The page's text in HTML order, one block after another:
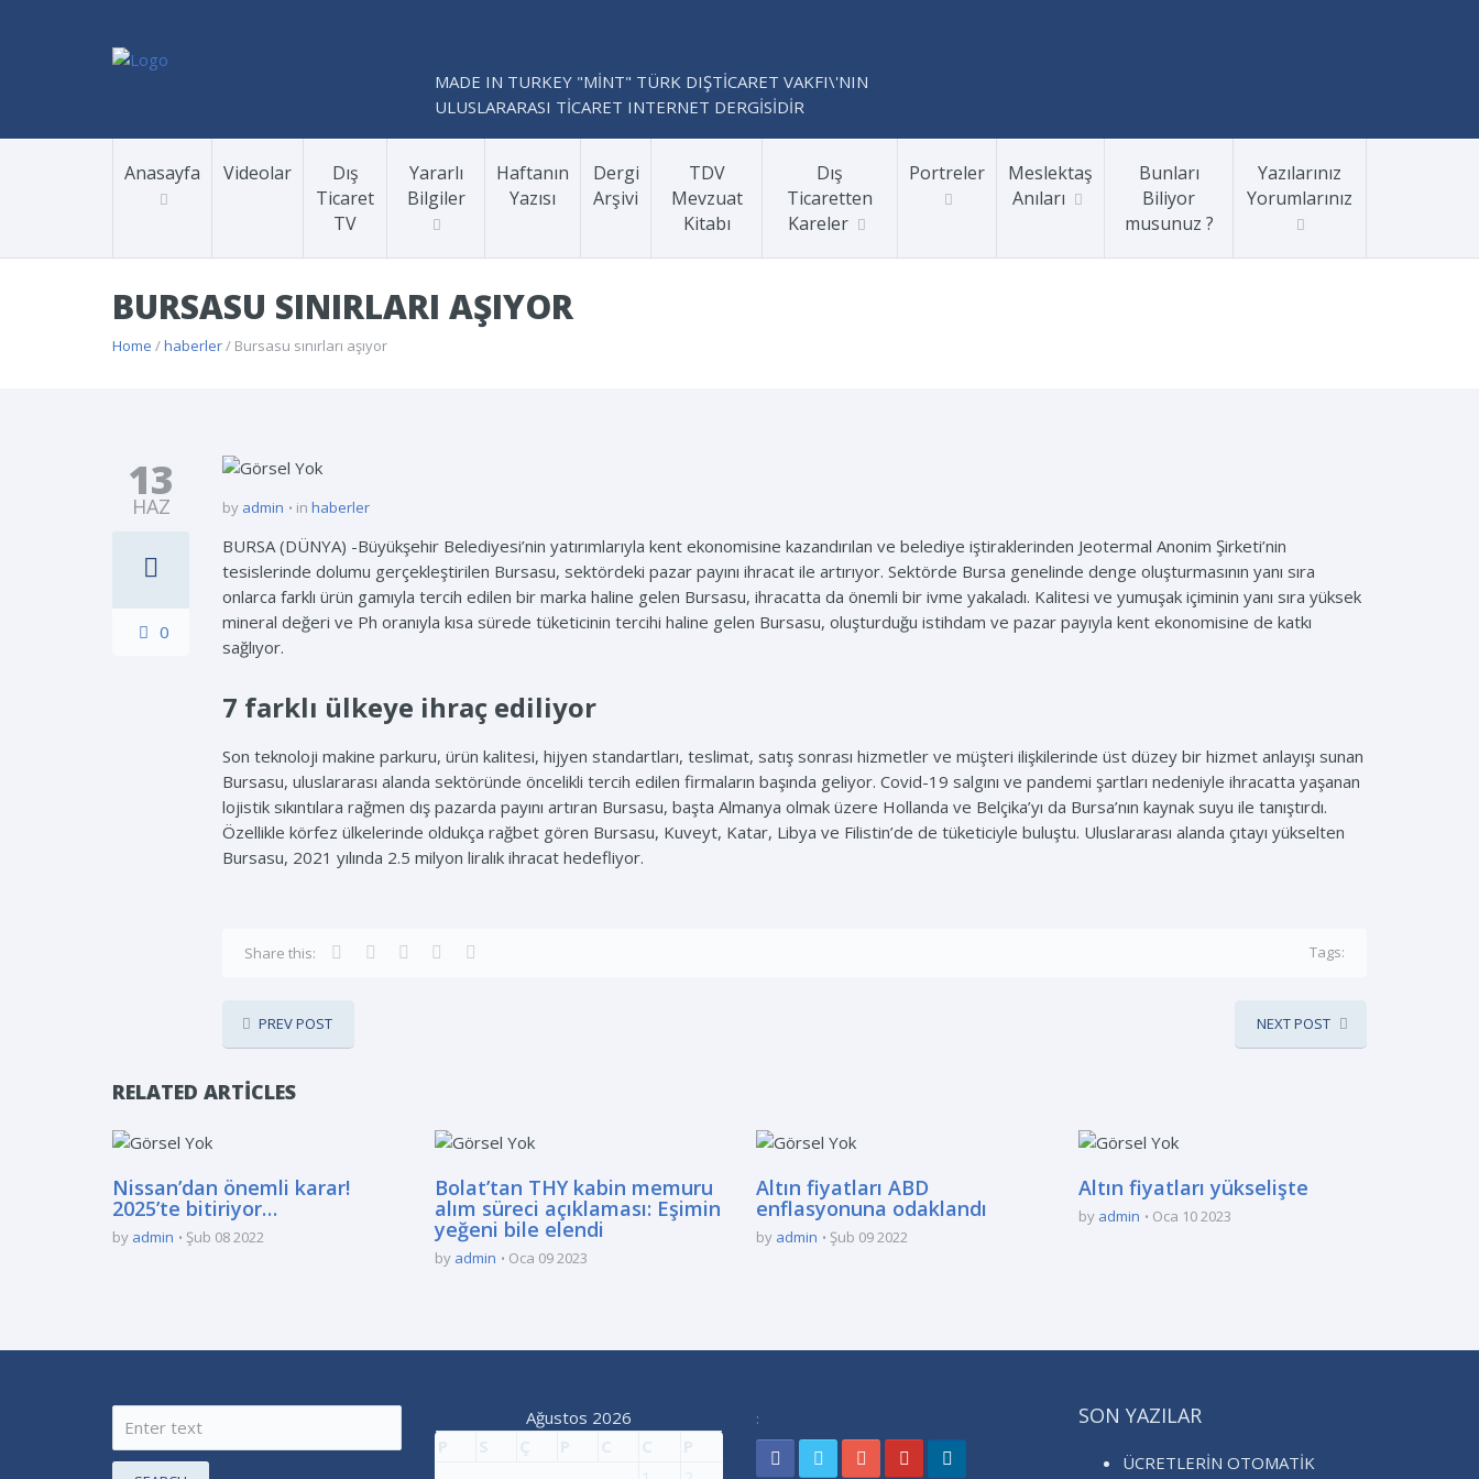
MADE IN TURKEY "MİNT" TÜRK DIŞTİCARET VAKFI\'NIN
ULUSLARARASI TİCARET INTERNET DERGİSİDİR
Anasayfa Videolar
Dış
Ticaret
TV
Yararlı
Bilgiler
Haftanın
Yazısı
Dergi
Arşivi
TDV
Mevzuat
Kitabı
Dış
Ticaretten
Kareler
Portreler
Meslektaş
Anıları
Bunları
Biliyor
musunuz ?
Yazılarınız
Yorumlarınız
BURSASU SINIRLARI AŞIYOR
Home /haberler/ Bursasu sınırları aşıyor
13
HAZ
0
by admin in haberler
BURSA (DÜNYA) -Büyükşehir Belediyesi’nin yatırımlarıyla kent ekonomisine kazandırılan ve belediye iştiraklerinden Jeotermal Anonim Şirketi’nin
tesislerinde dolumu gerçekleştirilen Bursasu, sektördeki pazar payını ihracat ile artırıyor. Sektörde Bursa genelinde denge oluşturmasının yanı sıra
onlarca farklı ürün gamıyla tercih edilen bir marka haline gelen Bursasu, ihracatta da önemli bir ivme yakaladı. Kalitesi ve yumuşak içiminin yanı sıra yüksek
mineral değeri ve Ph oranıyla kısa sürede tüketicinin tercihi haline gelen Bursasu, oluşturduğu istihdam ve pazar payıyla kent ekonomisine de katkı
sağlıyor.
7 farklı ülkeye ihraç ediliyor
Son teknoloji makine parkuru, ürün kalitesi, hijyen standartları, teslimat, satış sonrası hizmetler ve müşteri ilişkilerinde üst düzey bir hizmet anlayışı sunan
Bursasu, uluslararası alanda sektöründe öncelikli tercih edilen firmaların başında geliyor. Covid-19 salgını ve pandemi şartları nedeniyle ihracatta yaşanan
lojistik sıkıntılara rağmen dış pazarda payını artıran Bursasu, başta Almanya olmak üzere Hollanda ve Belçika’yı da Bursa’nın kaynak suyu ile tanıştırdı.
Özellikle körfez ülkelerinde oldukça rağbet gören Bursasu, Kuveyt, Katar, Libya ve Filistin’de de tüketiciyle buluştu. Uluslararası alanda çıtayı yükselten
Bursasu, 2021 yılında 2.5 milyon liralık ihracat hedefliyor.
Share this: Tags:
PREV POST NEXT POST
RELATED ARTICLES
Nissan’dan önemli karar!
2025’te bitiriyor…
by admin Şub 08 2022
Bolat’tan THY kabin memuru
alım süreci açıklaması: Eşimin
yeğeni bile elendi
by admin Oca 09 2023
Altın fiyatları ABD
enflasyonuna odaklandı
by admin Şub 09 2022
Altın fiyatları yükselişte
by admin Oca 10 2023
Ağustos 2026
P
S Ç P C C
P
: SON YAZILAR
ÜCRETLERİN OTOMATİK